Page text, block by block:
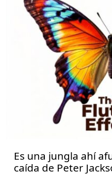
Es una jungla ahí
caída de Peter